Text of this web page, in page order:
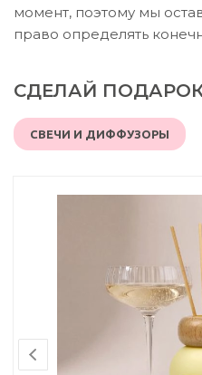
момент, поэтому мы
право определять
СДЕЛАЙ
СВЕЧИ И ДИФФУЗОРЫ